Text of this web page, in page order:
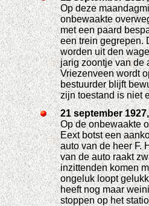
Op deze
onbewaakte
met een paard
een trein gegrepen.
worden uit den
jarig zoontje van de
Vriezenveen wordt
bestuurder blijft
zijn toestand is niet
21 september
Op de onbewaakte
Eext botst een
auto van de heer F.
van de auto raakt
inzittenden komen
ongeluk loopt
heeft nog maar
stoppen op het